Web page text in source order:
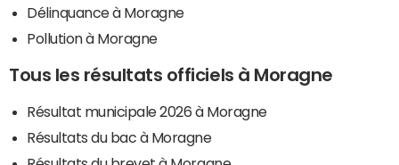
Délinquance à Moragne
Pollution à Moragne
Tous les résultats officiels à Moragne
Résultat municipale 2026 à Moragne
Résultats du bac à Moragne